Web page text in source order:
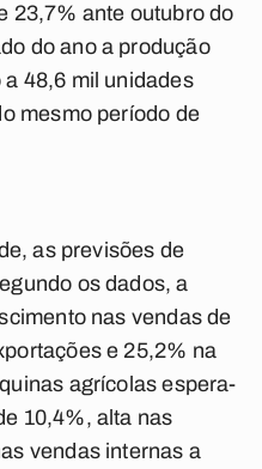
23,7% ante outubro do
do ano a produção
48,6 mil unidades
mesmo período de
as previsões de
os dados, a
nas vendas de
e 25,2% na
agrícolas espera-
10,4%, alta nas
vendas internas a